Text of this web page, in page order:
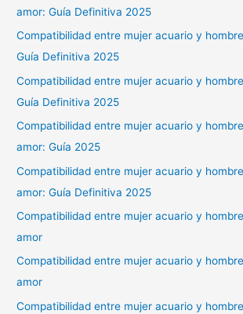
amor: Guía Definitiva 2025
Compatibilidad entre mujer acuario y
Guía Definitiva 2025
Compatibilidad entre mujer acuario y
Guía Definitiva 2025
Compatibilidad entre mujer acuario y
amor: Guía 2025
Compatibilidad entre mujer acuario y
amor: Guía Definitiva 2025
Compatibilidad entre mujer acuario y
amor
Compatibilidad entre mujer acuario y
amor
Compatibilidad entre mujer acuario y